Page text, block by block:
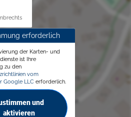
erforderlich
der Karten- und
ist Ihre
zu den
vom
Google LLC erforderlich.
und
aktivieren